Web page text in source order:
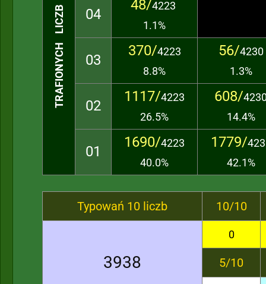
TRAFIONYCH LICZB 04
48/4223
1.1%
03
370/4223
8.8%
56/4230
1.3%
02
1117/4223
26.5%
608/
14.4%
01
1690/4223
40.0%
1779/
42.1%
Typowań 10 liczb 10/10
3938
0
5/10